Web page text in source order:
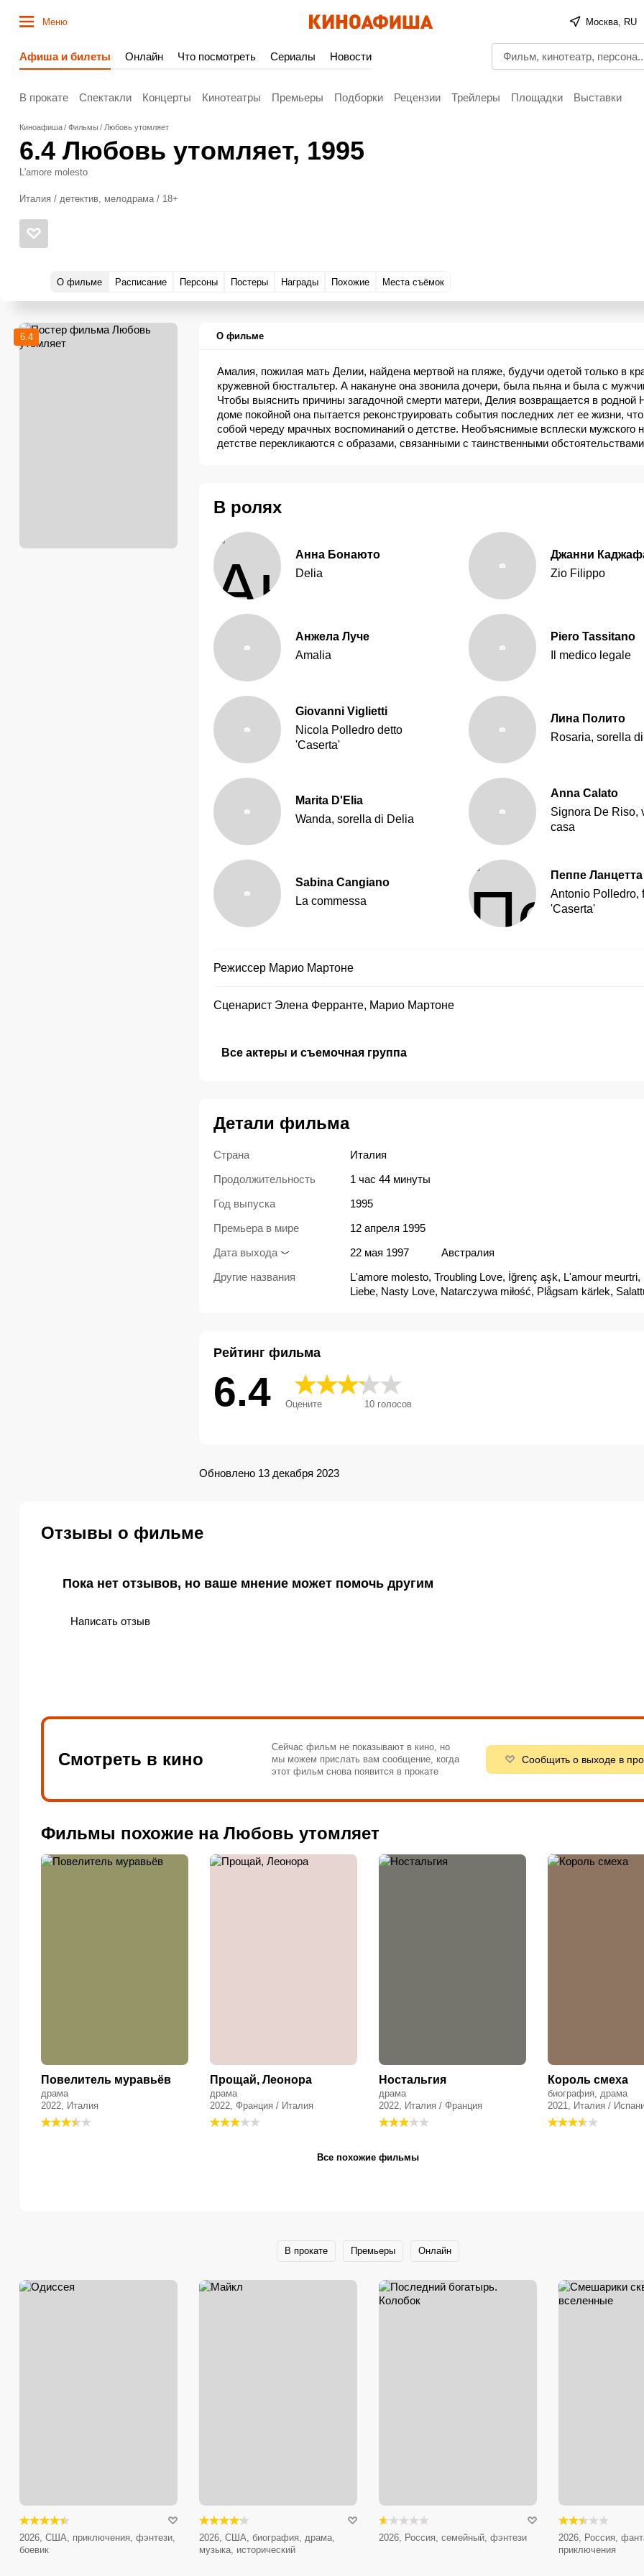
Меню Москва, RU
Афиша и билеты Онлайн Что посмотреть Сериалы Новости
В прокате Спектакли Концерты Кинотеатры Премьеры Подборки Рецензии Трейлеры Площадки Выставки
Киноафиша Фильмы Любовь утомляет
6.4 Любовь утомляет, 1995
L'amore molesto
Италия / детектив, мелодрама / 18+
О фильме Расписание Персоны Постеры Награды Похожие Места съёмок
6.4 О фильме
Амалия, пожилая мать Делии, найдена мертвой на пляже, будучи одетой только в
кружевной бюстгальтер. А накануне она звонила дочери, была пьяна и была с
Чтобы выяснить причины загадочной смерти матери, Делия возвращается в родной
доме покойной она пытается реконструировать события последних лет ее жизни,
собой череду мрачных воспоминаний о детстве. Необъяснимые всплески мужского
детстве перекликаются с образами, связанными с таинственными
В ролях
Анна Бонаюто
Delia
Джанни
Zio Filippo
Анжела Луче
Amalia
Piero Tassitano
Il medico legale
Giovanni Viglietti
Nicola Polledro detto
'Caserta'
Лина Полито
Rosaria, sorella
Marita D'Elia
Wanda, sorella di Delia
Anna Calato
Signora De Riso,
casa
Sabina Cangiano
La commessa
Пеппе Ланцетта
Antonio Polledro,
'Caserta'
Режиссер Марио Мартоне
Сценарист Элена Ферранте, Марио Мартоне
Все актеры и съемочная группа
Детали фильма
Страна
Италия
Продолжительность
1 час 44 минуты
Год выпуска
1995
Премьера в мире
12 апреля 1995
Дата выхода
22 мая 1997
Австралия
Другие названия
L'amore molesto, Troubling Love, İğrenç aşk, L'amour meurtri,
Liebe, Nasty Love, Natarczywa miłość, Plågsam kärlek,
Рейтинг фильма
6.4 Оцените 10голосов
Обновлено 13 декабря 2023
Отзывы о фильме
Пока нет отзывов, но ваше мнение может помочь другим
Написать отзыв
Смотреть в кино
Сейчас фильм не показывают в кино, но
мы можем прислать вам сообщение, когда
этот фильм снова появится в прокате
Сообщить о выходе в
Фильмы похожие на Любовь утомляет
Повелитель муравьёв
драма
2022, Италия
Прощай, Леонора
драма
2022, Франция / Италия
Ностальгия
драма
2022, Италия / Франция
Король смеха
биография, драма
2021, Италия /
Все похожие фильмы
В прокате Премьеры Онлайн
2026, США, приключения, фэнтези,
боевик
2026, США, биография, драма,
музыка, исторический
2026, Россия, семейный, фэнтези
2026, Россия,
приключения